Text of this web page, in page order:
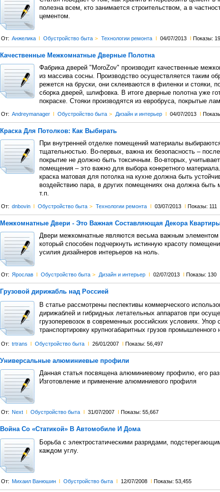
полезна всем, кто занимается строительством, а в
цементом.
От: Анжелика l Обустройство быта > Технологии ремонта l 04/07/2013 l Показы:
Качественные Межкомнатные Дверные Полотна
Фабрика дверей "MoroZov" производит качественные
из массива сосны. Производство осуществляется таким
режется на бруски, они склеиваются в филенки и стояки,
сборка дверей, шлифовка. В итоге дверные полотна уже
покраске. Стояки производятся из евробруса, покрытые
От: Andreymanager l Обустройство быта > Дизайн и интерьер l 04/07/2013 l
Краска Для Потолков: Как Выбирать
При внутренней отделке помещений материалы
тщательностью. Во-первых, важна их безопасность –
покрытие не должно быть токсичным. Во-вторых,
помещения – это важно для выбора конкретного
краска матовая для потолка на кухне должна быть
воздействию пара, в других помещениях она должна
т.п.
От: dnbovin l Обустройство быта > Технологии ремонта l 03/07/2013 l Показы: 111
Межкомнатные Двери - Это Важная Составляющая Декора
Двери межкомнатные являются весьма важным элементом
который способен подчеркнуть истинную красоту
усилия дизайнеров интерьеров на ноль.
От: Ярослав l Обустройство быта > Дизайн и интерьер l 02/07/2013 l Показы: 130
Грузовой дирижабль над Россией
В статье рассмотрены песпективы коммерческого
дирижаблей и гибридных летательных аппаратов при
грузоперевозок в современных российских условиях. Упор
транспортировку крупногабаритных грузов промышленного
От: trtrans l Обустройство быта l 26/01/2007 l Показы: 56,497
Универсальные алюминиевые профили
Данная статья посвящена алюминиевому профилю, его
Изготовление и применение алюминиевого профиля
От: Next l Обустройство быта l 31/07/2007 l Показы: 55,667
Война Со «Статикой» В Автомобиле И Дома
Борьба с электростатическими разрядами,
каждом углу.
От: Михаил Ванюшин l Обустройство быта l 12/07/2008 l Показы: 53,455